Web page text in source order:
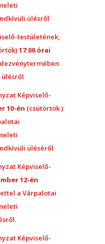
ülésről
testületének,
17:00 órai
Képviselő-
10-én (csütörtök )
üléséről
Képviselő-
12-én
a Várpalotai
Képviselő-